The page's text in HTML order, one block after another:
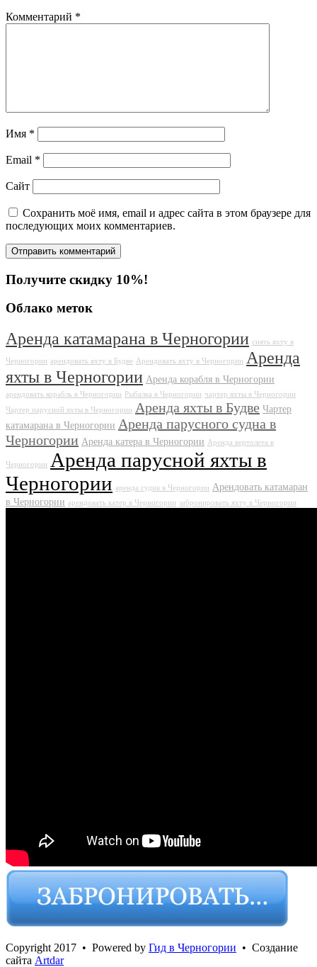
Комментарий *
Имя *
Email *
Сайт
Сохранить моё имя, email и адрес сайта в этом браузере для
последующих моих комментариев.
Получите скидку 10%!
Облако меток
Аренда катамарана в Черногории снять яхту в
Черногории арендовать яхту в Будве Арендовать яхту в Черногории
Аренда
яхты в Черногории Аренда корабля в Черногории
арендовать корабль в Черногории Рыбалка в Черногории чартер яхты в Черногории
Чартер парусной яхты в Черногории
Аренда яхты в Будве Чартер
катамарана в Черногории Аренда парусного судна в
Черногории Аренда катера в Черногории Аренда вертолета в
Черногории
Аренда парусной яхты в
Черногории аренда судна в Черногории Арендовать катамаран
в Черногории арендовать катер в Черногории забронировать яхту в Черногории
Сopyright 2017 • Powered by Гид в Черногории • Создание
сайта Artdar